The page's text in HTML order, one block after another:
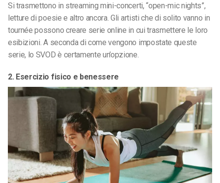
Si trasmettono in streaming mini-concerti, “open-mic nights”,
letture di poesie e altro ancora. Gli artisti che di solito vanno in
tournée possono creare serie online in cui trasmettere le loro
esibizioni. A seconda di come vengono impostate queste
serie, lo SVOD è certamente un’opzione.
2. Esercizio fisico e benessere